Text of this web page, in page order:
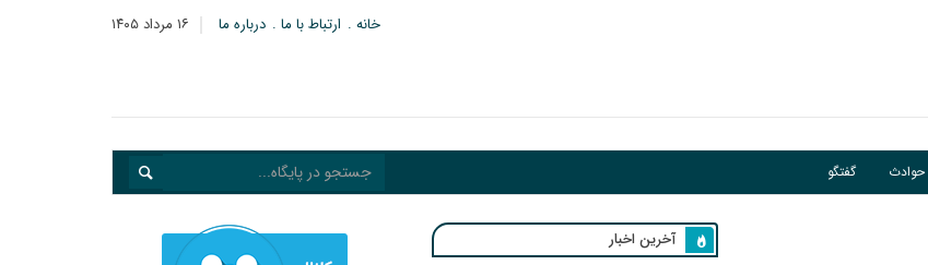
۱۶ مرداد ۱۴۰۵ خانه ارتباط با ما درباره ما
حوادث گفتگو
آخرین اخبار